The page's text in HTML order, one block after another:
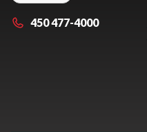
450 477-4000